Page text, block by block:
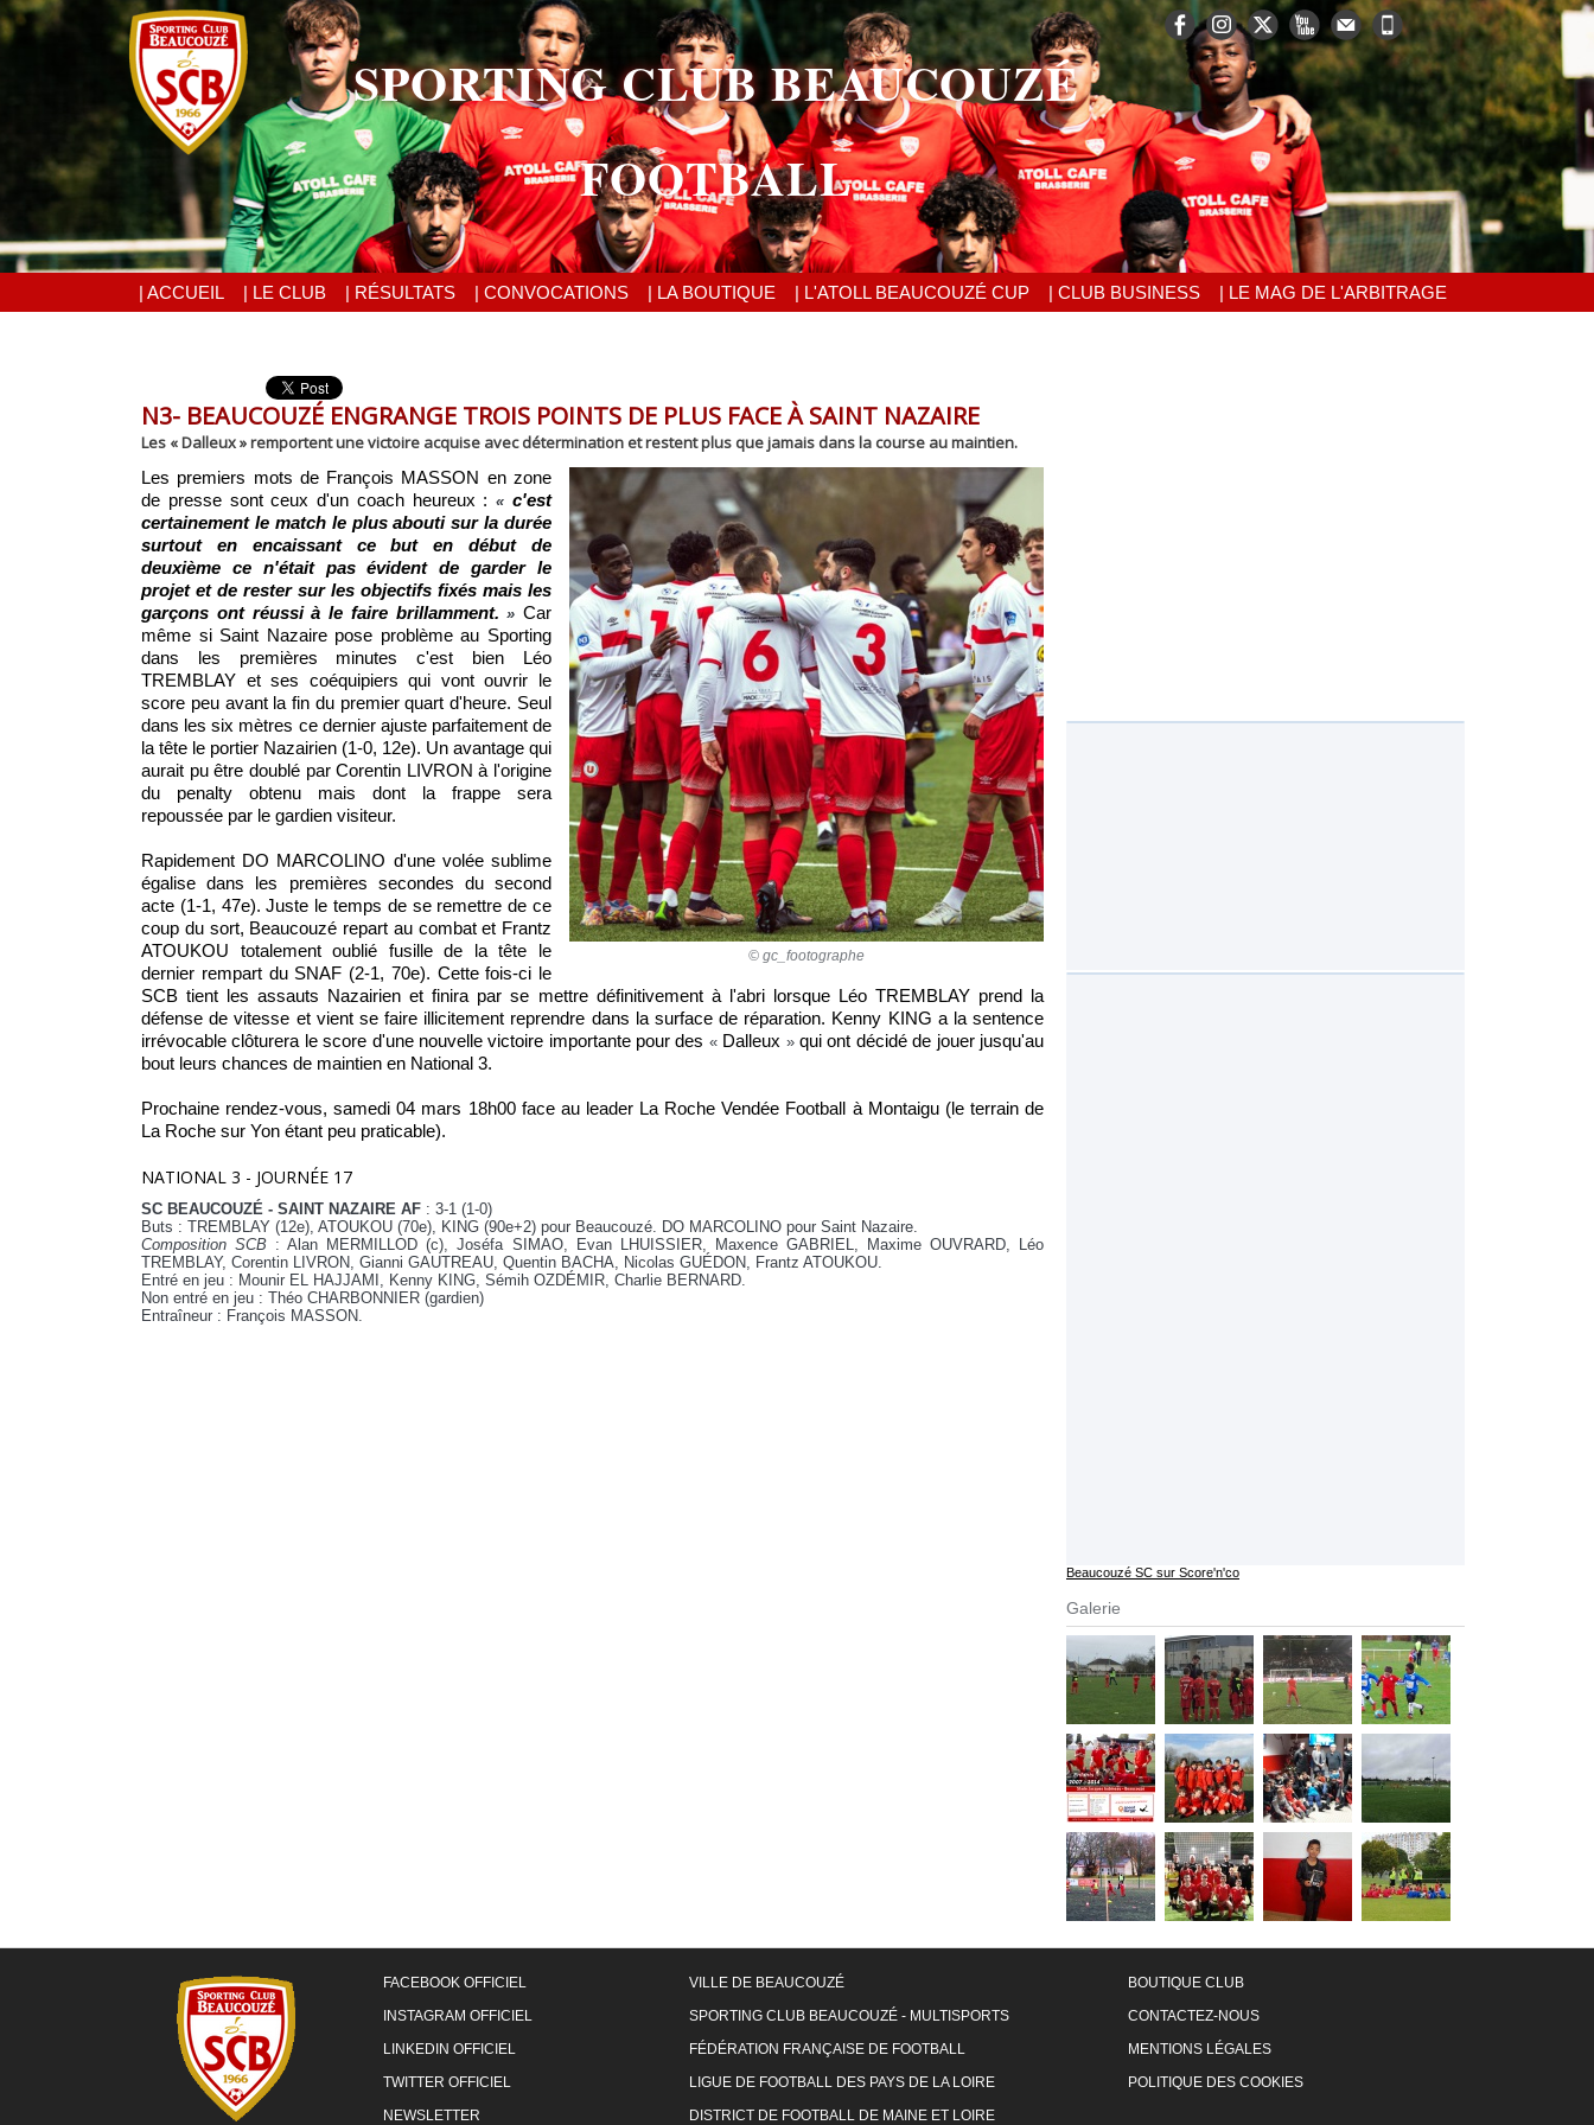
SPORTING CLUB BEAUCOUZÉ
FOOTBALL
| ACCUEIL | LE CLUB | RÉSULTATS | CONVOCATIONS | LA BOUTIQUE | L'ATOLL BEAUCOUZÉ CUP | CLUB BUSINESS | LE MAG DE L'ARBITRAGE
N3- BEAUCOUZÉ ENGRANGE TROIS POINTS DE PLUS FACE À SAINT NAZAIRE
Les « Dalleux » remportent une victoire acquise avec détermination et restent plus que jamais dans la course au maintien.
© gc_footographe
Les premiers mots de François MASSON en zone
de presse sont ceux d'un coach heureux :« c'est
certainement le match le plus abouti sur la durée
surtout en encaissant ce but en début de
deuxième ce n'était pas évident de garder le
projet et de rester sur les objectifs fixés mais les
garçons ont réussi à le faire brillamment.» Car
même si Saint Nazaire pose problème au Sporting
dans les premières minutes c'est bien Léo
TREMBLAY et ses coéquipiers qui vont ouvrir le
score peu avant la fin du premier quart d'heure. Seul
dans les six mètres ce dernier ajuste parfaitement de
la tête le portier Nazairien (1-0, 12e). Un avantage qui
aurait pu être doublé par Corentin LIVRON à l'origine
du penalty obtenu mais dont la frappe sera
repoussée par le gardien visiteur.
Rapidement DO MARCOLINO d'une volée sublime
égalise dans les premières secondes du second
acte (1-1, 47e). Juste le temps de se remettre de ce
coup du sort, Beaucouzé repart au combat et Frantz
ATOUKOU totalement oublié fusille de la tête le
dernier rempart du SNAF (2-1, 70e). Cette fois-ci le
SCB tient les assauts Nazairien et finira par se mettre définitivement à l'abri lorsque Léo TREMBLAY prend la
défense de vitesse et vient se faire illicitement reprendre dans la surface de réparation. Kenny KING a la sentence
irrévocable clôturera le score d'une nouvelle victoire importante pour des « Dalleux »qui ont décidé de jouer jusqu'au
bout leurs chances de maintien en National 3.
Prochaine rendez-vous, samedi 04 mars 18h00 face au leader La Roche Vendée Football à Montaigu (le terrain de
La Roche sur Yon étant peu praticable).
NATIONAL 3 - JOURNÉE 17
SC BEAUCOUZÉ - SAINT NAZAIRE AF : 3-1 (1-0)
Buts : TREMBLAY (12e), ATOUKOU (70e), KING (90e+2) pour Beaucouzé. DO MARCOLINO pour Saint Nazaire.
Composition SCB : Alan MERMILLOD (c), Joséfa SIMAO, Evan LHUISSIER, Maxence GABRIEL, Maxime OUVRARD, Léo
TREMBLAY, Corentin LIVRON, Gianni GAUTREAU, Quentin BACHA, Nicolas GUÉDON, Frantz ATOUKOU.
Entré en jeu : Mounir EL HAJJAMI, Kenny KING, Sémih OZDÉMIR, Charlie BERNARD.
Non entré en jeu : Théo CHARBONNIER (gardien)
Entraîneur : François MASSON.
Beaucouzé SC sur Score'n'co
Galerie
FACEBOOK OFFICIEL
INSTAGRAM OFFICIEL
LINKEDIN OFFICIEL
TWITTER OFFICIEL
NEWSLETTER
VILLE DE BEAUCOUZÉ
SPORTING CLUB BEAUCOUZÉ - MULTISPORTS
FÉDÉRATION FRANÇAISE DE FOOTBALL
LIGUE DE FOOTBALL DES PAYS DE LA LOIRE
DISTRICT DE FOOTBALL DE MAINE ET LOIRE
BOUTIQUE CLUB
CONTACTEZ-NOUS
MENTIONS LÉGALES
POLITIQUE DES COOKIES